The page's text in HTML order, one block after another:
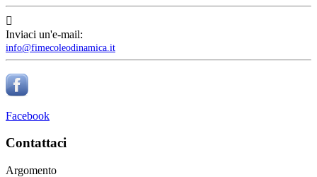

Inviaci un'e-mail:
info@fimecoleodinamica.it
Facebook
Contattaci
Argomento